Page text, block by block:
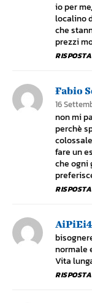
io per
localino
che
prezzi
RISPOSTA
Fabio
16
non mi
perchè
fare un
che ogni
RISPOSTA
normale
Vita
RISPOSTA